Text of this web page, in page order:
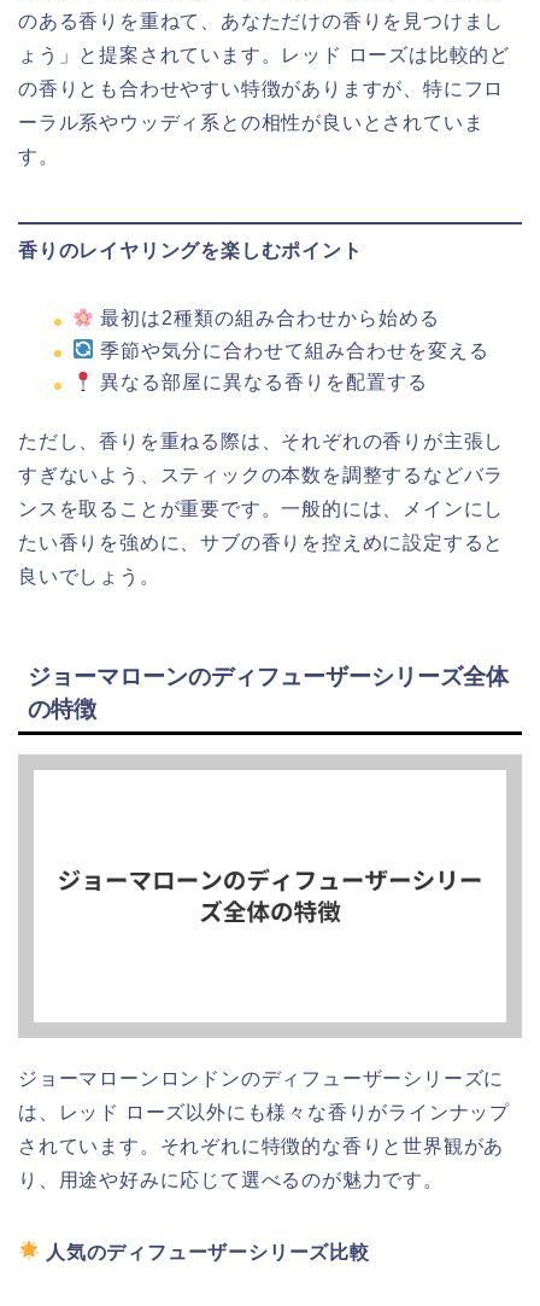
のある香りを重ねて、あなただけの香りを見つけまし
ょう」と提案されています。レッド ローズは比較的ど
の香りとも合わせやすい特徴がありますが、特にフロ
ーラル系やウッディ系との相性が良いとされていま
す。
香りのレイヤリングを楽しむポイント
最初は2種類の組み合わせから始める
季節や気分に合わせて組み合わせを変える
異なる部屋に異なる香りを配置する
ただし、香りを重ねる際は、それぞれの香りが主張し
すぎないよう、スティックの本数を調整するなどバラ
ンスを取ることが重要です。一般的には、メインにし
たい香りを強めに、サブの香りを控えめに設定すると
良いでしょう。
ジョーマローンのディフューザーシリーズ全体
の特徴
ジョーマローンロンドンのディフューザーシリーズに
は、レッド ローズ以外にも様々な香りがラインナップ
されています。それぞれに特徴的な香りと世界観があ
り、用途や好みに応じて選べるのが魅力です。
人気のディフューザーシリーズ比較